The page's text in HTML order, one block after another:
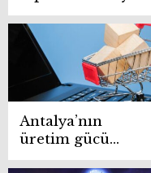
merkezi oluyor
Antalya’nın
üretim gücü
dünya